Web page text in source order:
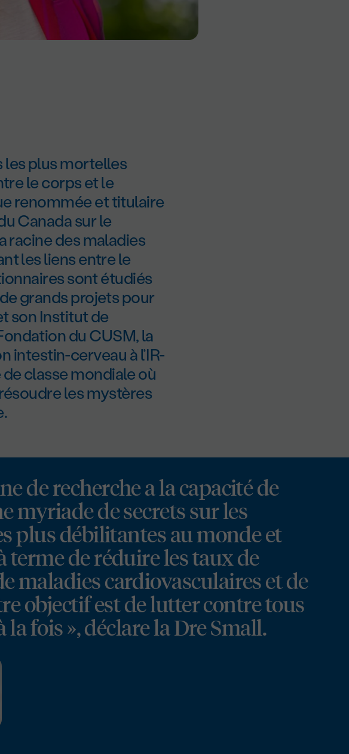
les plus mortelles
le corps et le
renommée et titulaire
Canada sur le
racine des maladies
les liens entre le
sont étudiés
grands projets pour
son Institut de
du CUSM, la
intestin-cerveau à l’IR-
classe mondiale où
les mystères
de recherche a la capacité de
myriade de secrets sur les
plus débilitantes au monde et
terme de réduire les taux de
maladies cardiovasculaires et de
objectif est de lutter contre tous
la fois », déclare la Dre Small.